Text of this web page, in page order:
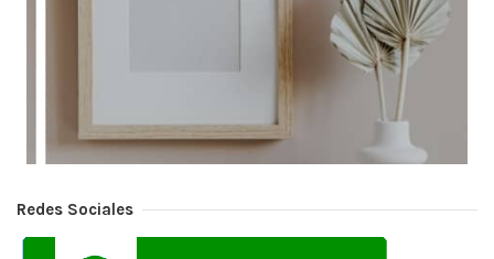
Redes Sociales